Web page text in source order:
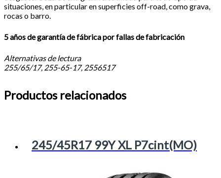
situaciones, en particular en superficies off-road, como grava,
rocas o barro.
5 años de garantía de fábrica por fallas de fabricación
Alternativas de lectura
255/65/17, 255-65-17, 2556517
Productos relacionados
245/45R17 99Y XL P7cint(MO)